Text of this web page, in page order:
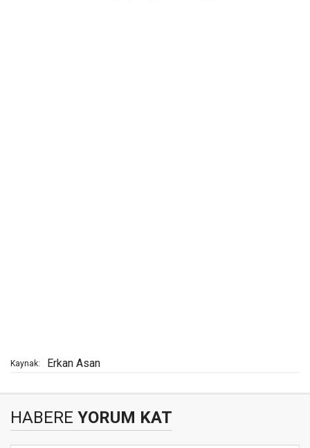
Kaynak: Erkan Asan
HABERE YORUM KAT